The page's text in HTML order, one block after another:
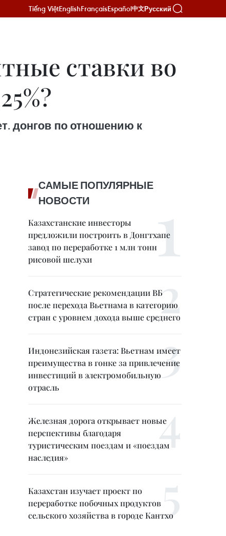
Tiếng ViệtEnglishFrançaisEspañol中文Русский
ставки во
донгов по отношению к
САМЫЕ ПОПУЛЯРНЫЕ
НОВОСТИ
Казахстанские инвесторы
предложили построить в Донгтхапе
завод по переработке 1 млн тонн
рисовой шелухи
Стратегические рекомендации ВБ
после перехода Вьетнама в категорию
стран с уровнем дохода выше среднего
Индонезийская газета: Вьетнам имеет
преимущества в гонке за привлечение
инвестиций в электромобильную
отрасль
Железная дорога открывает новые
перспективы благодаря
туристическим поездам и «поездам
наследия»
Казахстан изучает проект по
переработке побочных продуктов
сельского хозяйства в городе Кантхо